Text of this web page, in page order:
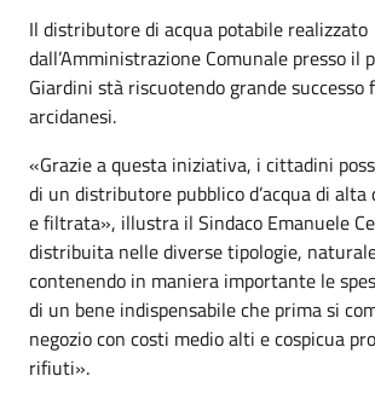
Il distributore di acqua potabile realizzato
dall’Amministrazione Comunale presso il
Giardini stà riscuotendo grande
arcidanesi.
«Grazie a questa iniziativa, i cittadini
di un distributore pubblico d’acqua di
e filtrata», illustra il Sindaco Emanuele
distribuita nelle diverse tipologie,
contenendo in maniera importante le
di un bene indispensabile che prima si
negozio con costi medio alti e cospicua
rifiuti».